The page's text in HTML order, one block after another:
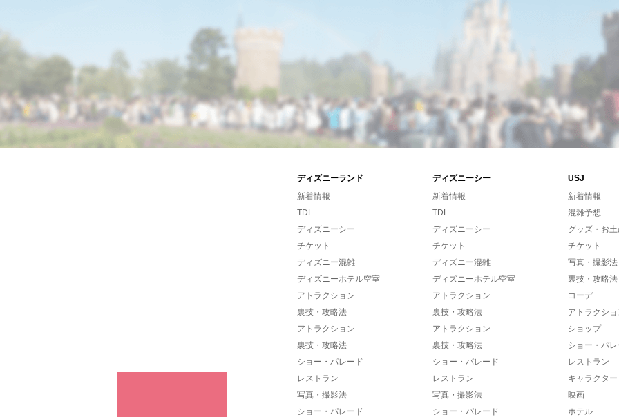
ディズニーランド ディズニーシー
USJ
新着情報
TDL
ディズニーシー
チケット
ディズニー混雑
ディズニーホテル空室
アトラクション
裏技・攻略法
アトラクション
裏技・攻略法
ショー・パレード
レストラン
写真・撮影法
ショー・パレード
新着情報
TDL
ディズニーシー
チケット
ディズニー混雑
ディズニーホテル空室
アトラクション
裏技・攻略法
アトラクション
裏技・攻略法
ショー・パレード
レストラン
写真・撮影法
ショー・パレード
新着情報
混雑予想
グッズ・お
チケット
写真・撮影法
裏技・攻略法
コーデ
アトラクシ
ショップ
ショー・パ
レストラン
キャラクター
映画
ホテル